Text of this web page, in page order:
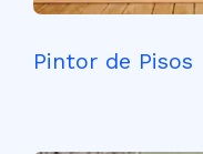
Pintor de Pisos